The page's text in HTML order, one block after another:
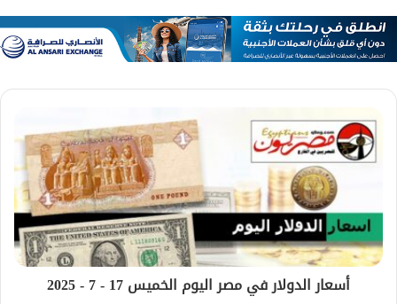
أسعار الدولار في مصر اليوم الخميس 17 - 7 - 2025